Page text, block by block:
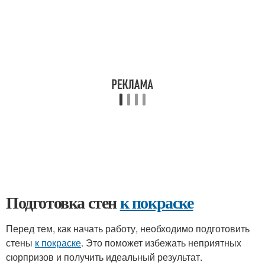
Подготовка стенк покраске
Перед тем, как начать работу, необходимо подготовить
стены к покраске. Это поможет избежать неприятных
сюрпризов и получить идеальный результат.